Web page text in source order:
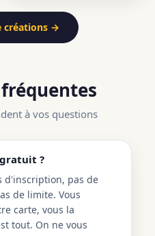
créations →
à vos questions
?
d'inscription, pas de
de limite. Vous
carte, vous la
tout. On ne vous